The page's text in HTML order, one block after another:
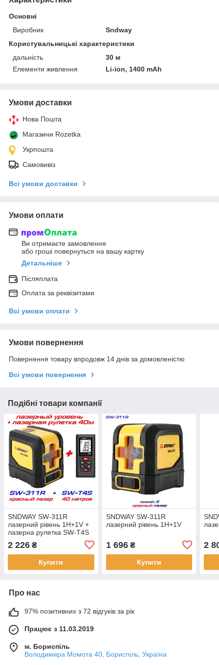
Основні
Виробник
Sndway
Користувальницькі характеристики
дальність
30 м
Елементи живлення
Li-ion, 1400 mAh
Умови доставки
Нова Пошта
Магазини Rozetka
Укрпошта
Самовивіз
Всі умови доставки
Умови оплати
Ви отримаєте замовлення
або гроші повернуться на вашу картку
Детальніше
Післяплата
Оплата за реквізитами
Всі умови оплати
Умови повернення
Повернення товару впродовж 14 днів за домовленістю
Всі умови повернення
Подібні товари компанії
SNDWAY SW-311R
лазерний рівень 1H+1V +
лазерна рулетка SW-T4S
2 226 ₴
Купити
SNDWAY SW-311R
лазерний рівень 1H+1V
1 696₴
Купити
2
Про нас
97% позитивних з 72 відгуків за рік
Працює з 11.03.2019
м. Бориспіль
Володимира Момота 40, Бориспіль, Україна